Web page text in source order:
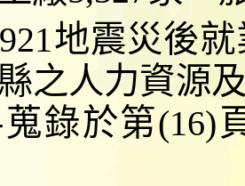
921地震災後
之人力資源
錄於第(16)